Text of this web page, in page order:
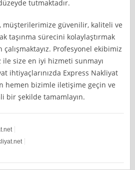
tutmaktadır.
müşterilerimize güvenilir, kaliteli ve
taşınma sürecini kolaylaştırmak
Profesyonel ekibimiz
size en iyi hizmeti sunmayı
ihtiyaçlarınızda Express Nakliyat
hemen bizimle iletişime geçin ve
bir şekilde tamamlayın.